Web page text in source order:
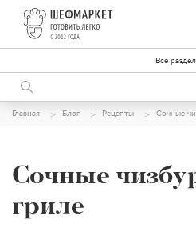
Все
Главная Блог Рецепты Сочные
Сочные
гриле